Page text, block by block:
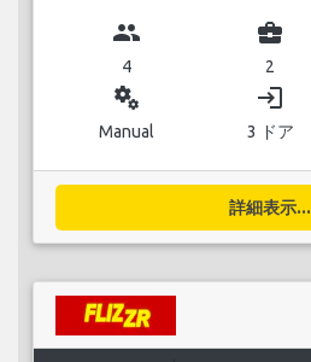
group
4
business_center
2
miscellaneous_services
Manual
login
3 ドア
詳細表示...